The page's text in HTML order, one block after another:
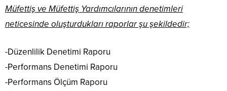
Müfettiş ve Müfettiş Yardımcılarının denetimleri
neticesinde oluşturdukları raporlar şu şekildedir;
-Düzenlilik Denetimi Raporu
-Performans Denetimi Raporu
-Performans Ölçüm Raporu